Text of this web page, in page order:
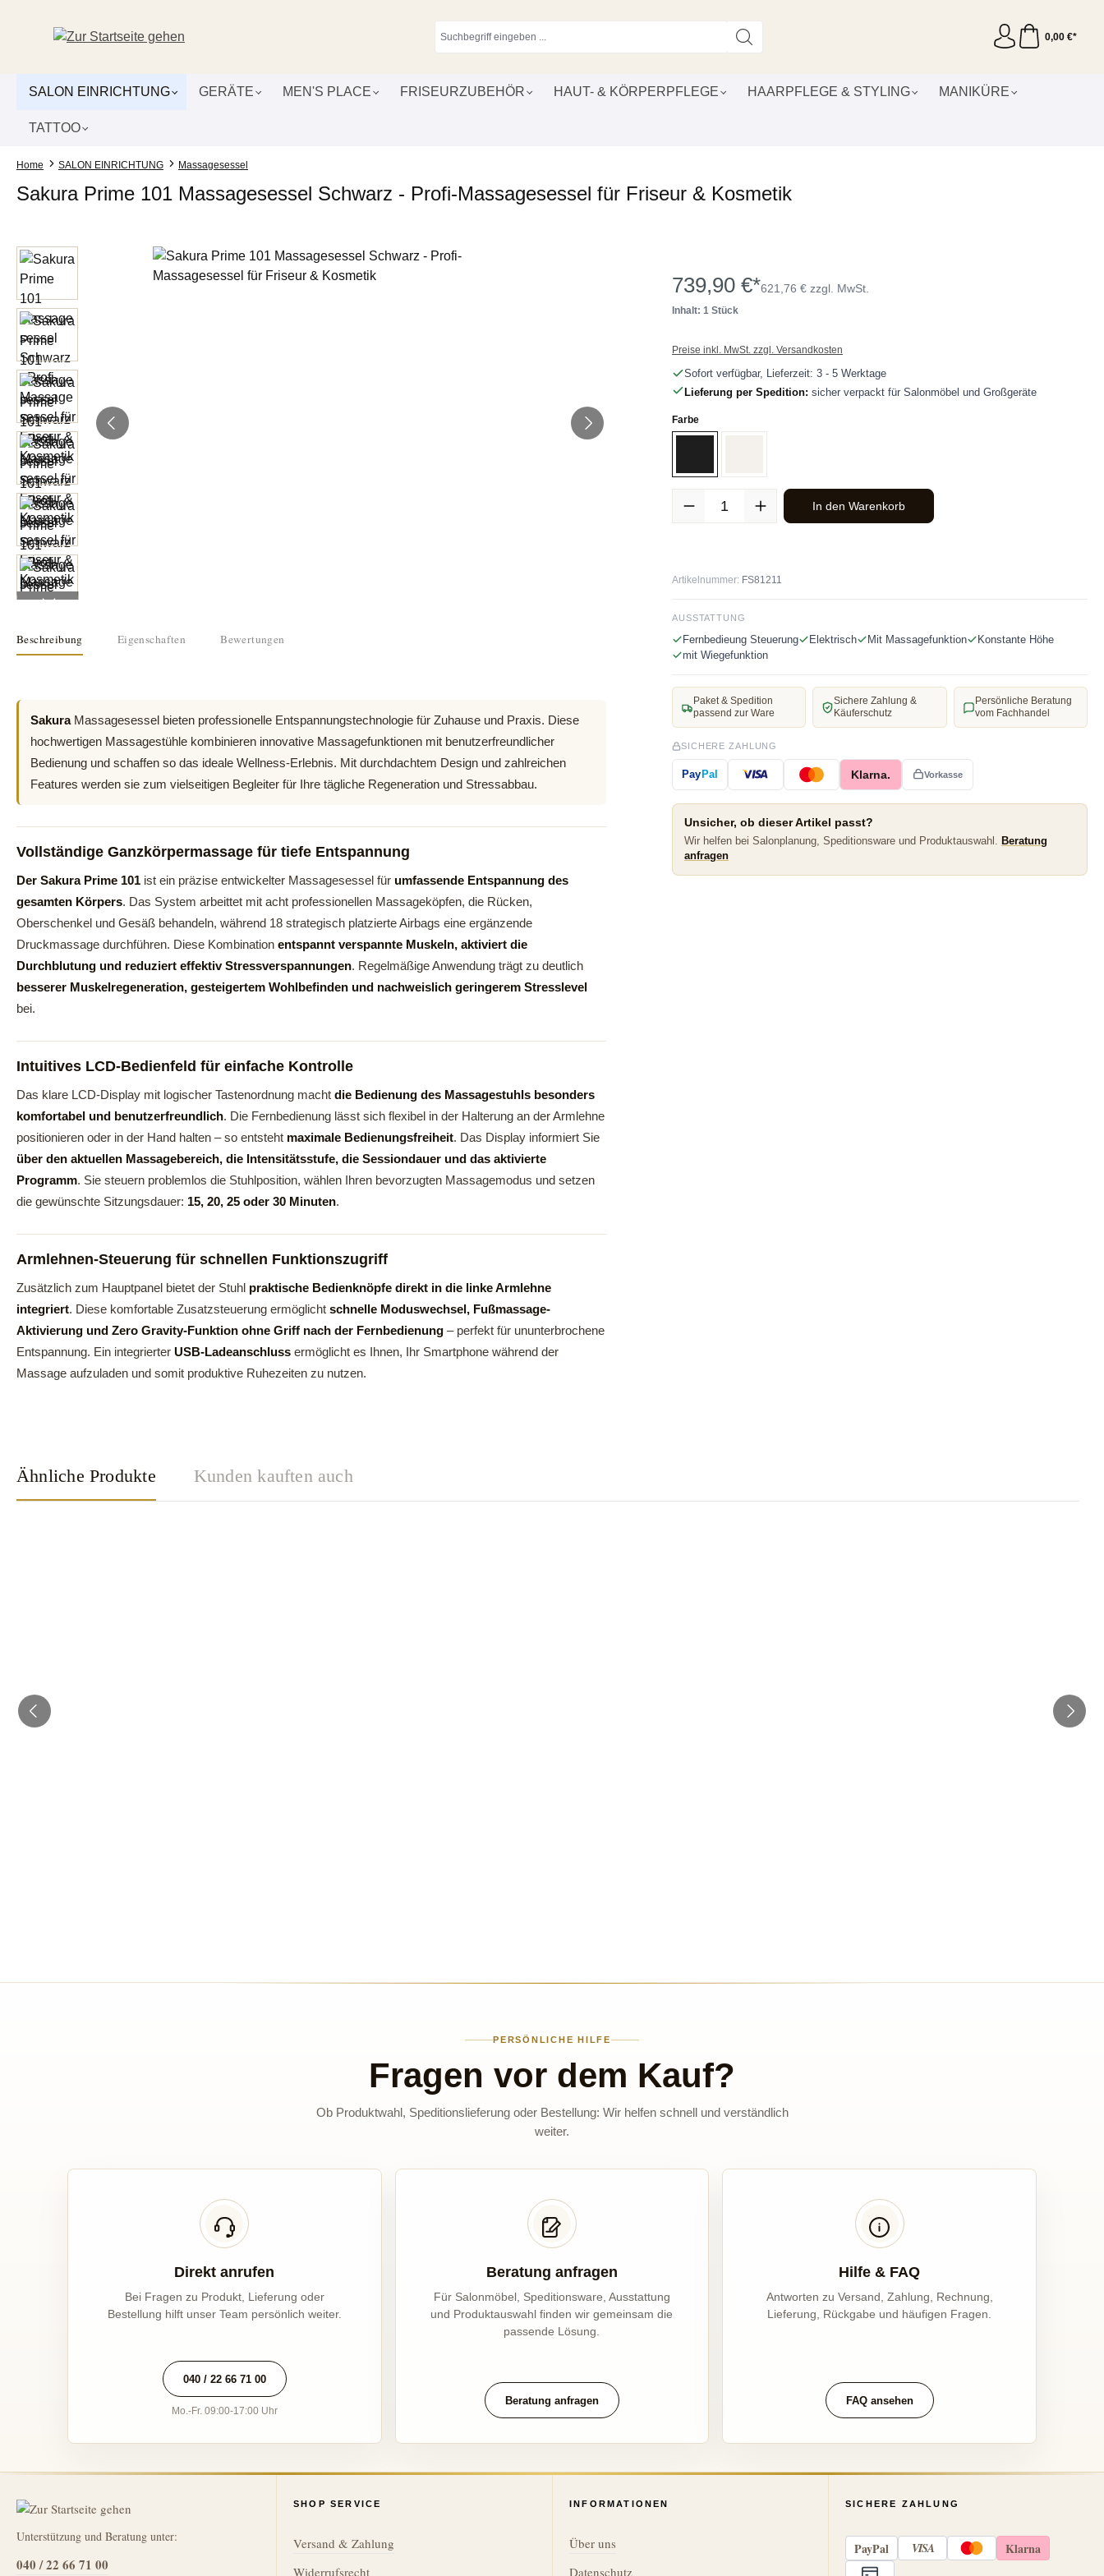
0,00 €*
SALON EINRICHTUNG GERÄTE MEN'S PLACE FRISEURZUBEHÖR HAUT- & KÖRPERPFLEGE HAARPFLEGE & STYLING MANIKÜRE
TATTOO
Home SALON EINRICHTUNG Massagesessel
Sakura Prime 101 Massagesessel Schwarz - Profi-Massagesessel für Friseur & Kosmetik
Bildergalerie überspringen
Beschreibung Eigenschaften Bewertungen
SakuraMassagesessel bieten professionelle Entspannungstechnologie für Zuhause und Praxis. Diese
hochwertigen Massagestühle kombinieren innovative Massagefunktionen mit benutzerfreundlicher
Bedienung und schaffen so das ideale Wellness-Erlebnis. Mit durchdachtem Design und zahlreichen
Features werden sie zum vielseitigen Begleiter für Ihre tägliche Regeneration und Stressabbau.
Vollständige Ganzkörpermassage für tiefe Entspannung
Der Sakura Prime 101 ist ein präzise entwickelter Massagesessel für umfassende Entspannung des
gesamten Körpers. Das System arbeittet mit acht professionellen Massageköpfen, die Rücken,
Oberschenkel und Gesäß behandeln, während 18 strategisch platzierte Airbags eine ergänzende
Druckmassage durchführen. Diese Kombination entspannt verspannte Muskeln, aktiviert die
Durchblutung und reduziert effektiv Stressverspannungen. Regelmäßige Anwendung trägt zu deutlich
besserer Muskelregeneration, gesteigertem Wohlbefinden und nachweislich geringerem Stresslevel
bei.
Intuitives LCD-Bedienfeld für einfache Kontrolle
Das klare LCD-Display mit logischer Tastenordnung macht die Bedienung des Massagestuhls besonders
komfortabel und benutzerfreundlich. Die Fernbedienung lässt sich flexibel in der Halterung an der Armlehne
positionieren oder in der Hand halten – so entsteht maximale Bedienungsfreiheit. Das Display informiert Sie
über den aktuellen Massagebereich, die Intensitätsstufe, die Sessiondauer und das aktivierte
Programm. Sie steuern problemlos die Stuhlposition, wählen Ihren bevorzugten Massagemodus und setzen
die gewünschte Sitzungsdauer: 15, 20, 25 oder 30 Minuten.
Armlehnen-Steuerung für schnellen Funktionszugriff
Zusätzlich zum Hauptpanel bietet der Stuhl praktische Bedienknöpfe direkt in die linke Armlehne
integriert. Diese komfortable Zusatzsteuerung ermöglicht schnelle Moduswechsel, Fußmassage-
Aktivierung und Zero Gravity-Funktion ohne Griff nach der Fernbedienung – perfekt für ununterbrochene
Entspannung. Ein integrierter USB-Ladeanschluss ermöglicht es Ihnen, Ihr Smartphone während der
Massage aufzuladen und somit produktive Ruhezeiten zu nutzen.
739,90 €*621,76 € zzgl. MwSt.
Inhalt: 1 Stück
Preise inkl. MwSt. zzgl. Versandkosten
Sofort verfügbar, Lieferzeit: 3 - 5 Werktage
Lieferung per Spedition: sicher verpackt für Salonmöbel und Großgeräte
Farbeauswählen
Produkt Anzahl: Gib den gewünschten Wert ein oder benutze die Schaltflächen
In den Warenkorb
Artikelnummer: FS81211
AUSSTATTUNG
Fernbedieung Steuerung Elektrisch Mit Massagefunktion
Konstante Höhe
mit Wiegefunktion
Paket & Spedition
passend zur Ware
Sichere Zahlung &
Käuferschutz
Persönliche Beratung
vom Fachhandel
SICHERE ZAHLUNG
PayPal Klarna. Vorkasse
Unsicher, ob dieser Artikel passt?
Wir helfen bei Salonplanung, Speditionsware und Produktauswahl. Beratung
anfragen
Ähnliche Produkte Kunden kauften auch
PERSÖNLICHE HILFE
Fragen vor dem Kauf?
Ob Produktwahl, Speditionslieferung oder Bestellung: Wir helfen schnell und verständlich
weiter.
Direkt anrufen
Bei Fragen zu Produkt, Lieferung oder
Bestellung hilft unser Team persönlich weiter.
040 / 22 66 71 00
Mo.-Fr. 09:00-17:00 Uhr
Beratung anfragen
Für Salonmöbel, Speditionsware, Ausstattung
und Produktauswahl finden wir gemeinsam die
passende Lösung.
Beratung anfragen
Hilfe & FAQ
Antworten zu Versand, Zahlung, Rechnung,
Lieferung, Rückgabe und häufigen Fragen.
FAQ ansehen
Unterstützung und Beratung unter:
040 / 22 66 71 00
SHOP SERVICE
Versand & Zahlung
Widerrufsrecht
INFORMATIONEN
Über uns
Datenschutz
SICHERE ZAHLUNG
PayPal VISA Klarna